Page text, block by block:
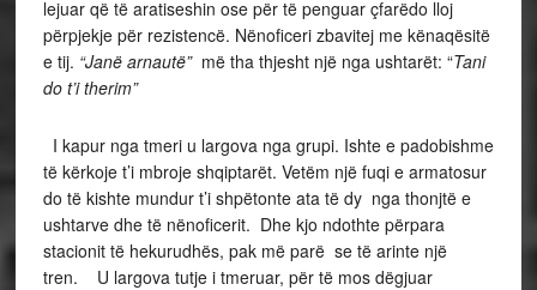
lejuar që të aratiseshin ose për të penguar çfarëdo lloj
përpjekje për rezistencë. Nënoficeri zbavitej me kënaqësitë
e tij. “Janë arnautë”më tha thjesht një nga ushtarët: “Tani
do t’i therim”
I kapur nga tmeri u largova nga grupi. Ishte e padobishme
të kërkoje t’i mbroje shqiptarët. Vetëm një fuqi e armatosur
do të kishte mundur t’i shpëtonte ata të dy nga thonjtë e
ushtarve dhe të nënoficerit. Dhe kjo ndothte përpara
stacionit të hekurudhës, pak më parë se të arinte një
tren. U largova tutje i tmeruar, për të mos dëgjuar